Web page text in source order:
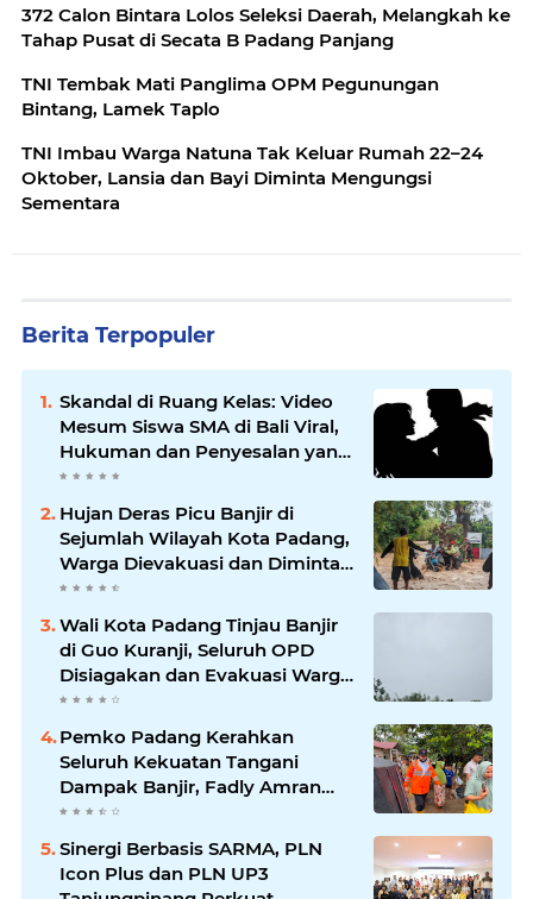
372 Calon Bintara Lolos Seleksi Daerah, Melangkah ke
Tahap Pusat di Secata B Padang Panjang
TNI Tembak Mati Panglima OPM Pegunungan
Bintang, Lamek Taplo
TNI Imbau Warga Natuna Tak Keluar Rumah 22–24
Oktober, Lansia dan Bayi Diminta Mengungsi
Sementara
Berita Terpopuler
Skandal di Ruang Kelas: Video
Mesum Siswa SMA di Bali Viral,
Hukuman dan Penyesalan yang
Mengikuti
Hujan Deras Picu Banjir di
Sejumlah Wilayah Kota Padang,
Warga Dievakuasi dan Diminta
Waspada Banjir Susulan
Wali Kota Padang Tinjau Banjir
di Guo Kuranji, Seluruh OPD
Disiagakan dan Evakuasi Warga
Dipercepat
Pemko Padang Kerahkan
Seluruh Kekuatan Tangani
Dampak Banjir, Fadly Amran
Desak Percepatan Proyek
Sinergi Berbasis SARMA, PLN
Icon Plus dan PLN UP3